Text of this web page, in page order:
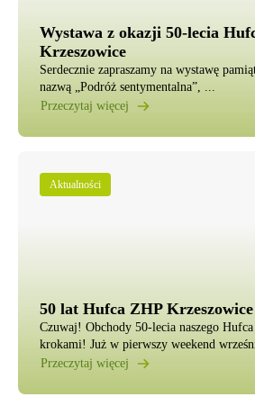
Wystawa z okazji 50-lecia
Krzeszowice
Serdecznie zapraszamy na wystawę
nazwą „Podróż sentymentalna”, ...
Przeczytaj więcej
Aktualności
50 lat Hufca ZHP Krzeszowice
Czuwaj! Obchody 50-lecia naszego
krokami! Już w pierwszy weekend
Przeczytaj więcej